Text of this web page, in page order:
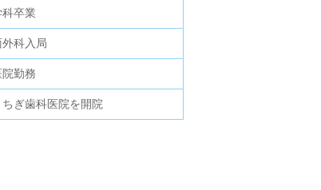
卒業
科入局
勤務
ぎ歯科医院を開院